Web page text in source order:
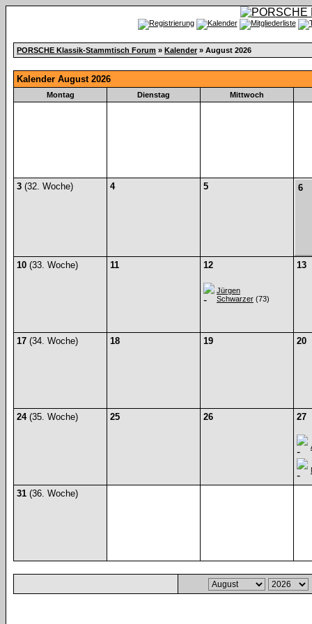
PORSCHE Klassik-Stammtisch Forum » Kalender » August 2026
Kalender August 2026
Montag Dienstag Mittwoch
3 (32. Woche) 4 5 6
10 (33. Woche) 11 12
Jürgen
Schwarzer (73)
13
17 (34. Woche) 18 19 20
24(35. Woche) 25 26 27
31 (36. Woche)